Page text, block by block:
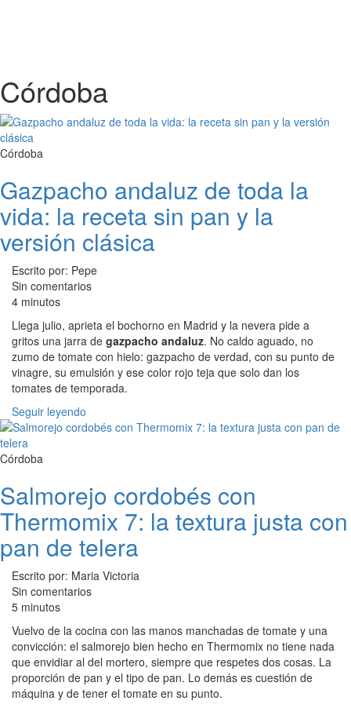
Córdoba
Córdoba
Gazpacho andaluz de toda la
vida: la receta sin pan y la
versión clásica
Escrito por: Pepe
Sin comentarios
4 minutos
Llega julio, aprieta el bochorno en Madrid y la nevera pide a
gritos una jarra de gazpacho andaluz. No caldo aguado, no
zumo de tomate con hielo: gazpacho de verdad, con su punto de
vinagre, su emulsión y ese color rojo teja que solo dan los
tomates de temporada.
Seguir leyendo
Córdoba
Salmorejo cordobés con
Thermomix 7: la textura justa con
pan de telera
Escrito por: Maria Victoria
Sin comentarios
5 minutos
Vuelvo de la cocina con las manos manchadas de tomate y una
convicción: el salmorejo bien hecho en Thermomix no tiene nada
que envidiar al del mortero, siempre que respetes dos cosas. La
proporción de pan y el tipo de pan. Lo demás es cuestión de
máquina y de tener el tomate en su punto.